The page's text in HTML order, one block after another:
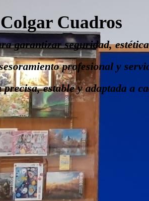
Colgar Cuadros
garantizar seguridad,
profesional y
estable y adaptada a